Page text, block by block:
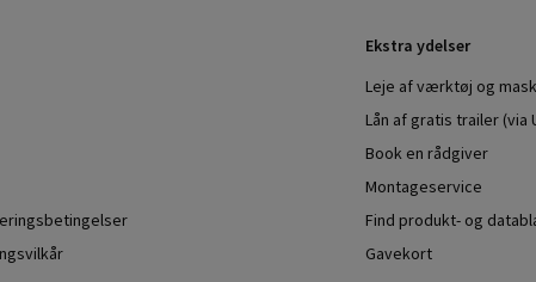
Ekstra ydelser
Leje af værktøj og
Lån af gratis trailer (via
Book en rådgiver
Montageservice
Find produkt- og
Gavekort